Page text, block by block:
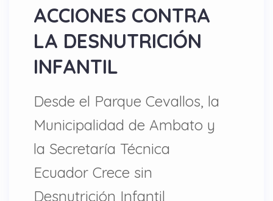
ACCIONES CONTRA
LA DESNUTRICIÓN
INFANTIL
Desde el Parque Cevallos, la
Municipalidad de Ambato y
la Secretaría Técnica
Ecuador Crece sin
Desnutrición Infantil